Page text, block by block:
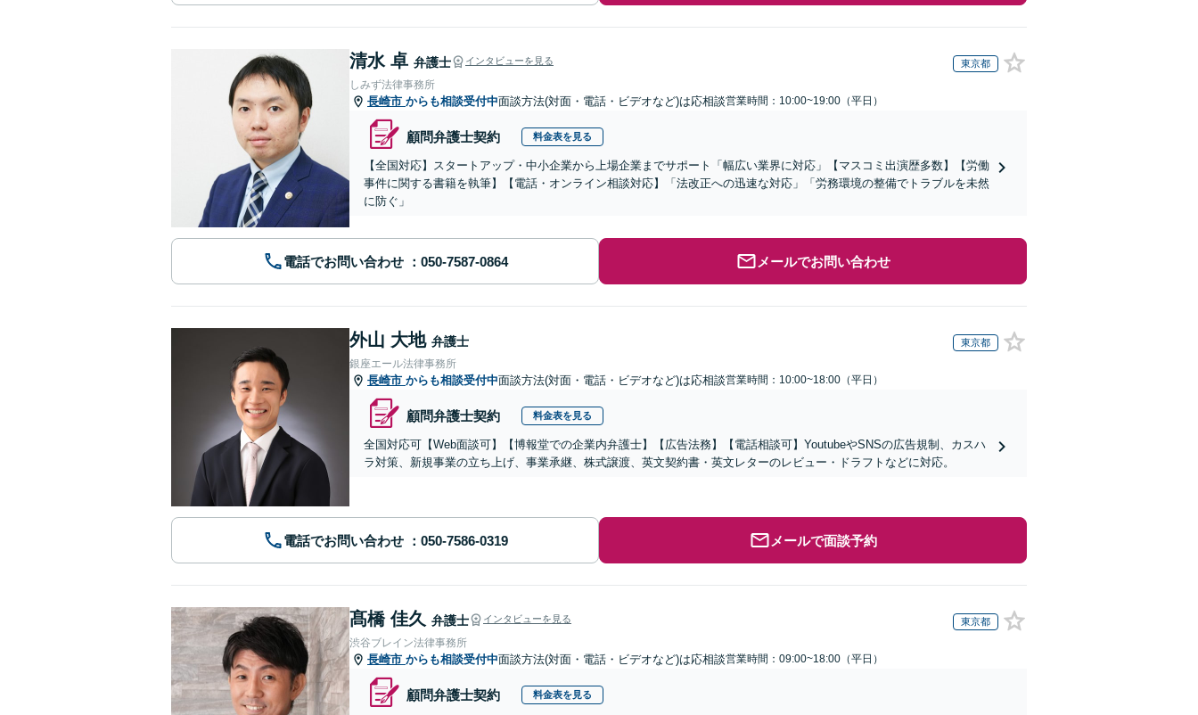
清水 卓 弁護士 インタビューを見る 東京都
しみず法律事務所
長崎市 からも相談受付中面談方法(対面・電話・ビデオなど)は応相談営業時間：10:00~19:00（平日）
顧問弁護士契約 料金表を見る
【全国対応】スタートアップ・中小企業から上場企業までサポート「幅広い業界に対応」【マスコミ出演歴多数】【労働
事件に関する書籍を執筆】【電話・オンライン相談対応】「法改正への迅速な対応」「労務環境の整備でトラブルを未然
に防ぐ」
電話でお問い合わせ メールでお問い合わせ
外山 大地 弁護士 東京都
銀座エール法律事務所
長崎市 からも相談受付中面談方法(対面・電話・ビデオなど)は応相談営業時間：10:00~18:00（平日）
顧問弁護士契約 料金表を見る
全国対応可【Web面談可】【博報堂での企業内弁護士】【広告法務】【電話相談可】YoutubeやSNSの広告規制、カスハ
ラ対策、新規事業の立ち上げ、事業承継、株式譲渡、英文契約書・英文レターのレビュー・ドラフトなどに対応。
電話でお問い合わせ メールで面談予約
髙橋 佳久 弁護士 インタビューを見る 東京都
渋谷ブレイン法律事務所
長崎市 からも相談受付中面談方法(対面・電話・ビデオなど)は応相談営業時間：09:00~18:00（平日）
顧問弁護士契約 料金表を見る